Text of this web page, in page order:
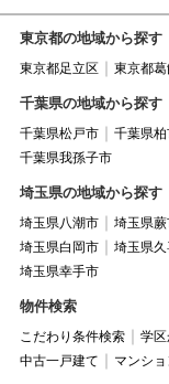
東京都の地域から探す
東京都足立区 東京都
千葉県の地域から探す
千葉県松戸市 千葉県
千葉県我孫子市
埼玉県の地域から探す
埼玉県八潮市 埼玉県
埼玉県白岡市
埼玉県
埼玉県幸手市
物件検索
こだわり条件検索 学
中古一戸建て
マンショ